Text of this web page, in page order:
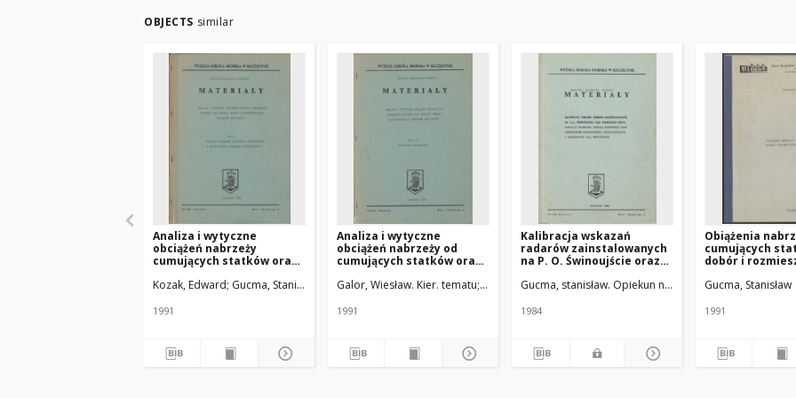
OBJECTS similar
Analiza i wytyczne
obciążeń nabrzeży
cumujących statków oraz
rozmieszczenia urządzeń
urządzeń odbojowych
Świnoujściu
Kozak, Edward Gucma, Stanisław Galor, Wiesław. Kier. tematu
1991
Analiza i wytyczne
obciążeń nabrzeży od
cumujących statków oraz
rozmieszczenia urządzeń
Wytyczne projektowe
Galor, Wiesław. Kier. tematu Wiśniewski, Franciszek Nowotko, Edward Gaziński, Bronisław
1991
Kalibracja wskazań
radarów zainstalowanych
na P. O. Świnoujście oraz
radarowej niektórych pław
nawigacyjnego
Świnoujście
Gucma, stanisław. Opiekun nauk. tematu Walczak
1984
Obiążenia
cumujących
dobór i
Gucma, Stanisław
1991